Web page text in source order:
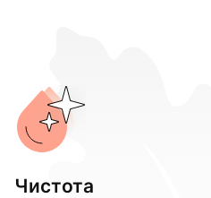
Чистота